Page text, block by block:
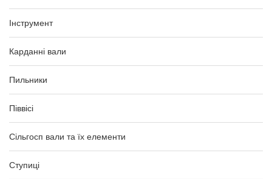
Інструмент
Карданні вали
Пильники
Піввісі
Сільгосп вали та їх елементи
Ступиці